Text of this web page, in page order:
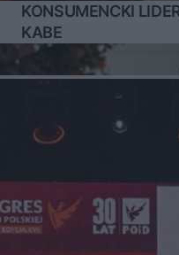
KONSUMENCKI
KABE